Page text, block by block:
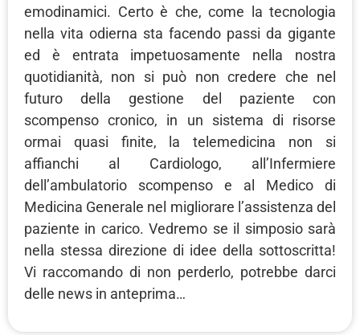
emodinamici. Certo è che, come la tecnologia
nella vita odierna sta facendo passi da gigante
ed è entrata impetuosamente nella nostra
quotidianità, non si può non credere che nel
futuro della gestione del paziente con
scompenso cronico, in un sistema di risorse
ormai quasi finite, la telemedicina non si
affianchi al Cardiologo, all’Infermiere
dell’ambulatorio scompenso e al Medico di
Medicina Generale nel migliorare l’assistenza del
paziente in carico. Vedremo se il simposio sarà
nella stessa direzione di idee della sottoscritta!
Vi raccomando di non perderlo, potrebbe darci
delle news in anteprima…